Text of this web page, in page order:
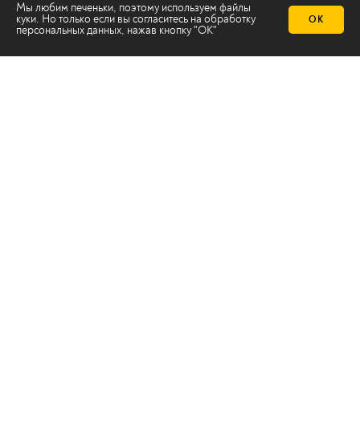
Мы любим печеньки, поэтому используем файлы
куки. Но только если вы согласитесь на обработку
персональных данных, нажав кнопку "ОК"
ОК